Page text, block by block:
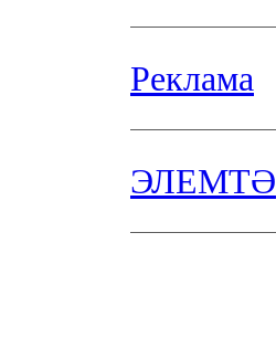
Реклама
ЭЛЕМТӘ